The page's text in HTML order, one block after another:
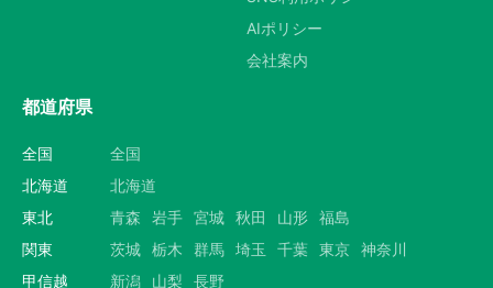
AIポリシー
会社案内
都道府県
全国
全国
北海道
北海道
東北
青森 岩手 宮城 秋田 山形 福島
関東
茨城 栃木 群馬 埼玉 千葉 東京 神奈川
甲信越
新潟 山梨 長野